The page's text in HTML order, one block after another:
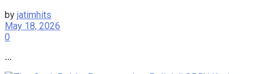
by jatimhits
May 18, 2026
0
...